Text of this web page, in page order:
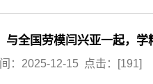
与全国劳模闫兴亚一起，
：2025-12-15 点击：[191]